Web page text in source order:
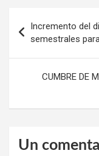
de
entradas
Incremento del
semestrales
CUMBRE DE
Un